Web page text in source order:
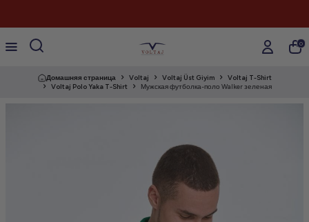
0
Домашняя страница Voltaj Voltaj Üst Giyim
Voltaj T-Shirt
Voltaj Polo Yaka T-Shirt
Мужская футболка-поло Walker зеленая